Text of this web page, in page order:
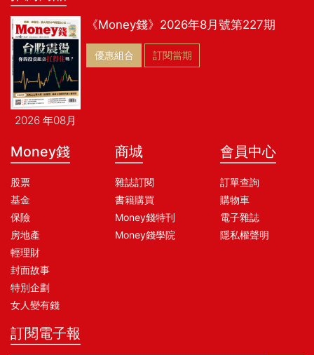
2026 年08月
《Money錢》2026年8月號第227期
優惠組合 訂閱當期
Money錢
股票
基金
保險
房地產
輕理財
封面故事
特別企劃
女人變有錢
商城
雜誌訂閱
書籍購買
Money錢特刊
Money錢學院
會員中心
訂單查詢
購物車
電子雜誌
隱私權聲明
訂閱電子報